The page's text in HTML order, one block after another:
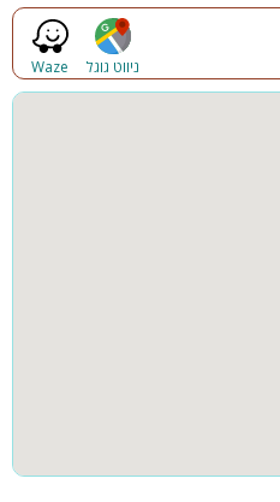
נפרדת:
מוקדמת
Waze ניווט גוגל